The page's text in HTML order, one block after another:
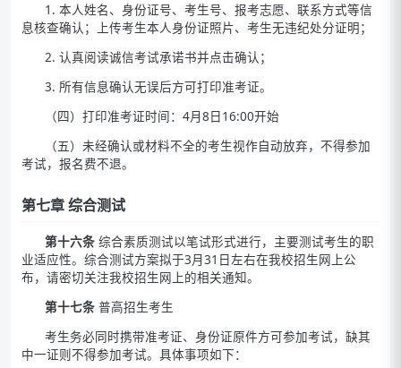
1. 本人姓名、身份证号、考生号、报考志愿、联系方式等信
息核查确认；上传考生本人身份证照片、考生无违纪处分证明；
2. 认真阅读诚信考试承诺书并点击确认；
3. 所有信息确认无误后方可打印准考证。
（四）打印准考证时间：4月8日16:00开始
（五）未经确认或材料不全的考生视作自动放弃，不得参加
考试，报名费不退。
第七章 综合测试
第十六条综合素质测试以笔试形式进行，主要测试考生的职
业适应性。综合测试方案拟于3月31日左右在我校招生网上公
布，请密切关注我校招生网上的相关通知。
第十七条普高招生考生
考生务必同时携带准考证、身份证原件方可参加考试，缺其
中一证则不得参加考试。具体事项如下：